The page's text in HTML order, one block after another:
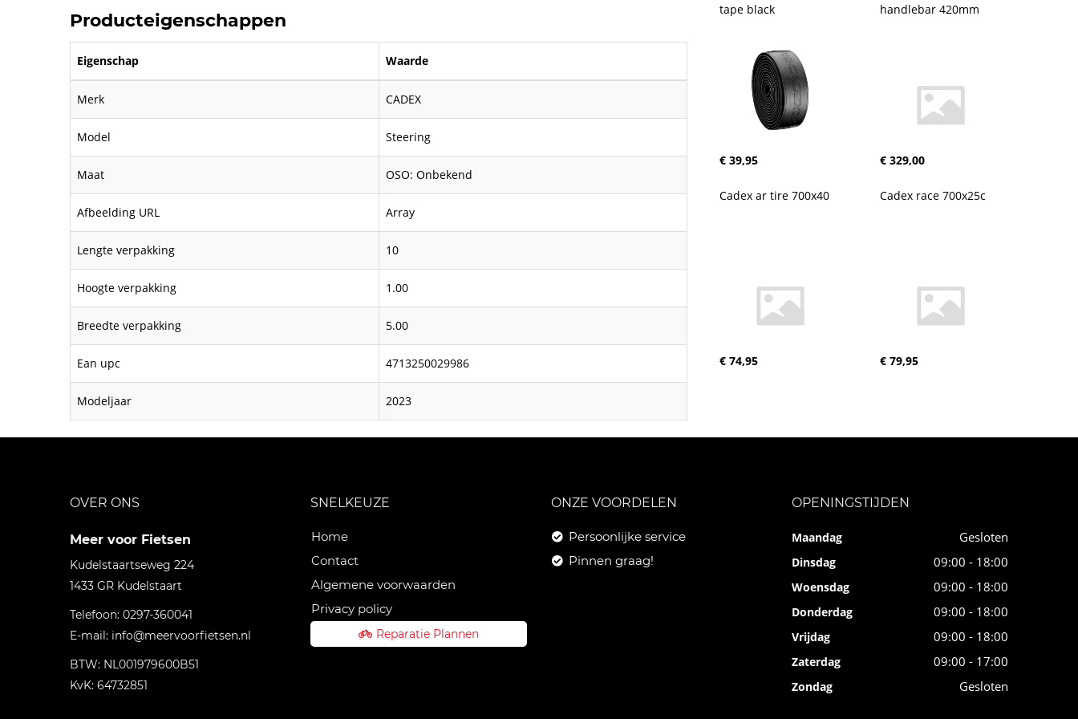
Producteigenschappen
Eigenschap Waarde
Merk CADEX
Model Steering
Maat OSO: Onbekend
Afbeelding URL Array
Lengte verpakking 10
Hoogte verpakking 1.00
Breedte verpakking 5.00
Ean upc 4713250029986
Modeljaar 2023
tape black
€ 39,95
handlebar 420mm
€ 329,00
Cadex ar tire 700x40
€ 74,95
Cadex race 700x25c
€ 79,95
OVER ONS
Meer voor Fietsen
Kudelstaartseweg 224
1433 GR Kudelstaart
Telefoon: 0297-360041
E-mail: info@meervoorfietsen.nl
BTW: NL001979600B51
KvK: 64732851
SNELKEUZE
Home
Contact
Algemene voorwaarden
Privacy policy
Reparatie Plannen
ONZE VOORDELEN
Persoonlijke service
Pinnen graag!
OPENINGSTIJDEN
Maandag Gesloten
Dinsdag 09:00 - 18:00
Woensdag 09:00 - 18:00
Donderdag 09:00 - 18:00
Vrijdag 09:00 - 18:00
Zaterdag 09:00 - 17:00
Zondag Gesloten